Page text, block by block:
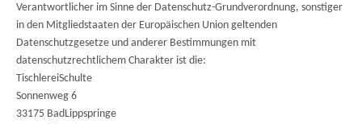
Verantwortlicher im Sinne der Datenschutz-Grundverordnung, sonstiger
in den Mitgliedstaaten der Europäischen Union geltenden
Datenschutzgesetze und anderer Bestimmungen mit
datenschutzrechtlichem Charakter ist die:
TischlereiSchulte
Sonnenweg 6
33175 BadLippspringe